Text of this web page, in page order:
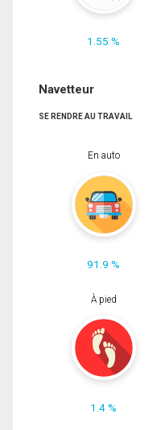
1.55 %
Navetteur
SE RENDRE AU TRAVAIL
En auto
91.9 %
À pied
1.4 %